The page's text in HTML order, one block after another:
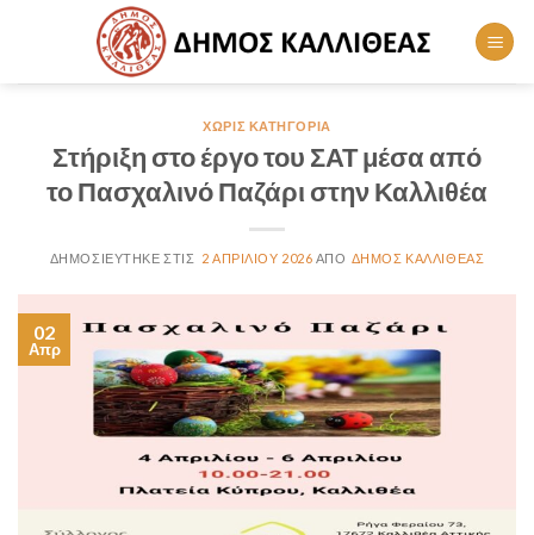
ΧΩΡΊΣ ΚΑΤΗΓΟΡΊΑ
Στήριξη στο έργο του ΣΑΤ μέσα από
το Πασχαλινό Παζάρι στην Καλλιθέα
2 ΑΠΡΙΛΊΟΥ 2026 ΔΗΜΟΣ ΚΑΛΛΙΘΕΑΣ
02
Απρ